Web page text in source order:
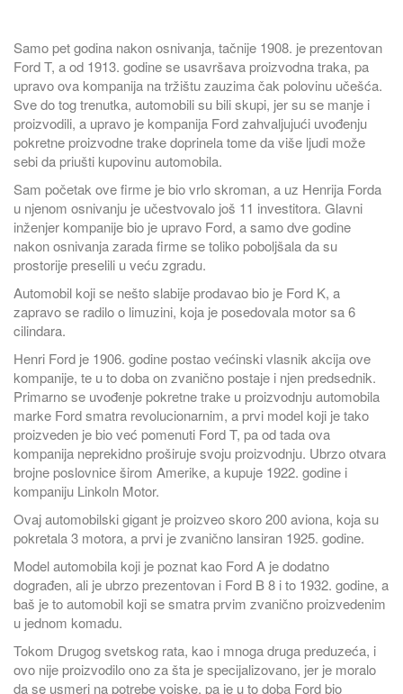
Samo pet godina nakon osnivanja, tačnije 1908. je prezentovan
Ford T, a od 1913. godine se usavršava proizvodna traka, pa
upravo ova kompanija na tržištu zauzima čak polovinu učešća.
Sve do tog trenutka, automobili su bili skupi, jer su se manje i
proizvodili, a upravo je kompanija Ford zahvaljujući uvođenju
pokretne proizvodne trake doprinela tome da više ljudi može
sebi da priušti kupovinu automobila.
Sam početak ove firme je bio vrlo skroman, a uz Henrija Forda
u njenom osnivanju je učestvovalo još 11 investitora. Glavni
inženjer kompanije bio je upravo Ford, a samo dve godine
nakon osnivanja zarada firme se toliko poboljšala da su
prostorije preselili u veću zgradu.
Automobil koji se nešto slabije prodavao bio je Ford K, a
zapravo se radilo o limuzini, koja je posedovala motor sa 6
cilindara.
Henri Ford je 1906. godine postao većinski vlasnik akcija ove
kompanije, te u to doba on zvanično postaje i njen predsednik.
Primarno se uvođenje pokretne trake u proizvodnju automobila
marke Ford smatra revolucionarnim, a prvi model koji je tako
proizveden je bio već pomenuti Ford T, pa od tada ova
kompanija neprekidno proširuje svoju proizvodnju. Ubrzo otvara
brojne poslovnice širom Amerike, a kupuje 1922. godine i
kompaniju Linkoln Motor.
Ovaj automobilski gigant je proizveo skoro 200 aviona, koja su
pokretala 3 motora, a prvi je zvanično lansiran 1925. godine.
Model automobila koji je poznat kao Ford A je dodatno
dograđen, ali je ubrzo prezentovan i Ford B 8 i to 1932. godine, a
baš je to automobil koji se smatra prvim zvanično proizvedenim
u jednom komadu.
Tokom Drugog svetskog rata, kao i mnoga druga preduzeća, i
ovo nije proizvodilo ono za šta je specijalizovano, jer je moralo
da se usmeri na potrebe vojske, pa je u to doba Ford bio